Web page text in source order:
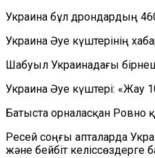
Украина бұл дрондардың
Украина Әуе күштерінің
Шабуыл Украинадағы
Украина Әуе күштері: «Жау
Батыста орналасқан Ровно
Ресей соңғы апталарда
және бейбіт